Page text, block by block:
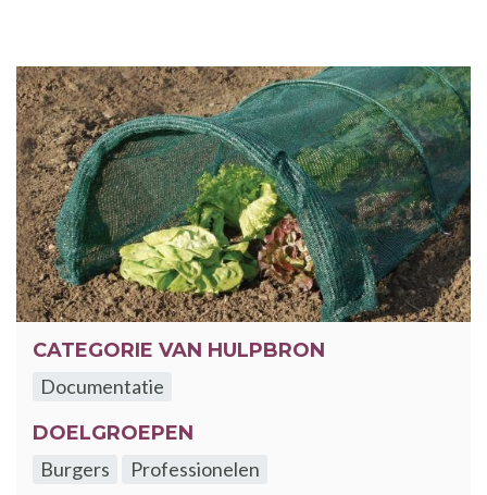
CATEGORIE VAN HULPBRON
Documentatie
DOELGROEPEN
Burgers
Professionelen